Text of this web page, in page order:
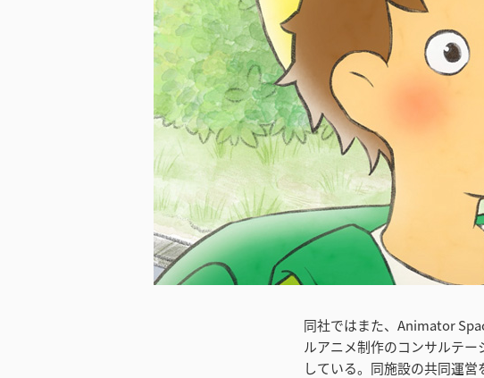
同社ではまた、Animator
ルアニメ制作のコンサルテ
している。同施設の共同運